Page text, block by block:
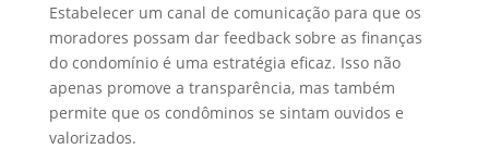
Estabelecer um canal de comunicação para que os
moradores possam dar feedback sobre as finanças
do condomínio é uma estratégia eficaz. Isso não
apenas promove a transparência, mas também
permite que os condôminos se sintam ouvidos e
valorizados.